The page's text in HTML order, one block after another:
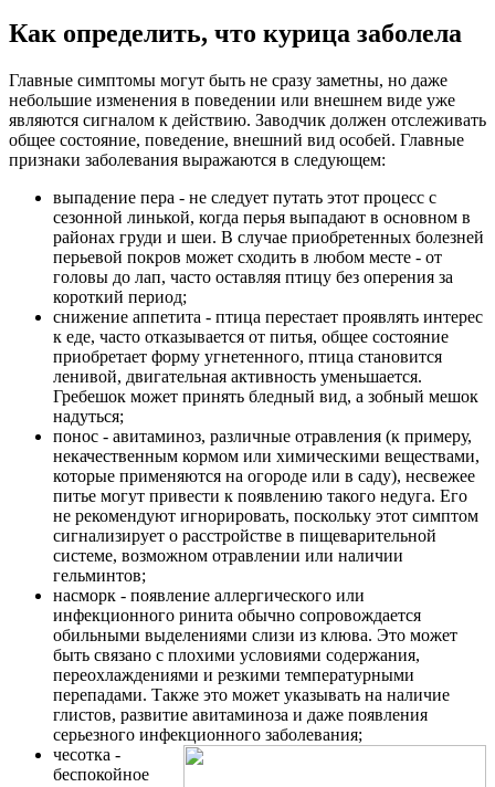
Как определить, что курица заболела
Главные симптомы могут быть не сразу заметны, но даже
небольшие изменения в поведении или внешнем виде уже
являются сигналом к действию. Заводчик должен отслеживать
общее состояние, поведение, внешний вид особей. Главные
признаки заболевания выражаются в следующем:
выпадение пера - не следует путать этот процесс с
сезонной линькой, когда перья выпадают в основном в
районах груди и шеи. В случае приобретенных болезней
перьевой покров может сходить в любом месте - от
головы до лап, часто оставляя птицу без оперения за
короткий период;
снижение аппетита - птица перестает проявлять интерес
к еде, часто отказывается от питья, общее состояние
приобретает форму угнетенного, птица становится
ленивой, двигательная активность уменьшается.
Гребешок может принять бледный вид, а зобный мешок
надуться;
понос - авитаминоз, различные отравления (к примеру,
некачественным кормом или химическими веществами,
которые применяются на огороде или в саду), несвежее
питье могут привести к появлению такого недуга. Его
не рекомендуют игнорировать, поскольку этот симптом
сигнализирует о расстройстве в пищеварительной
системе, возможном отравлении или наличии
гельминтов;
насморк - появление аллергического или
инфекционного ринита обычно сопровождается
обильными выделениями слизи из клюва. Это может
быть связано с плохими условиями содержания,
переохлаждениями и резкими температурными
перепадами. Также это может указывать на наличие
глистов, развитие авитаминоза и даже появления
серьезного инфекционного заболевания;
чесотка -
беспокойное